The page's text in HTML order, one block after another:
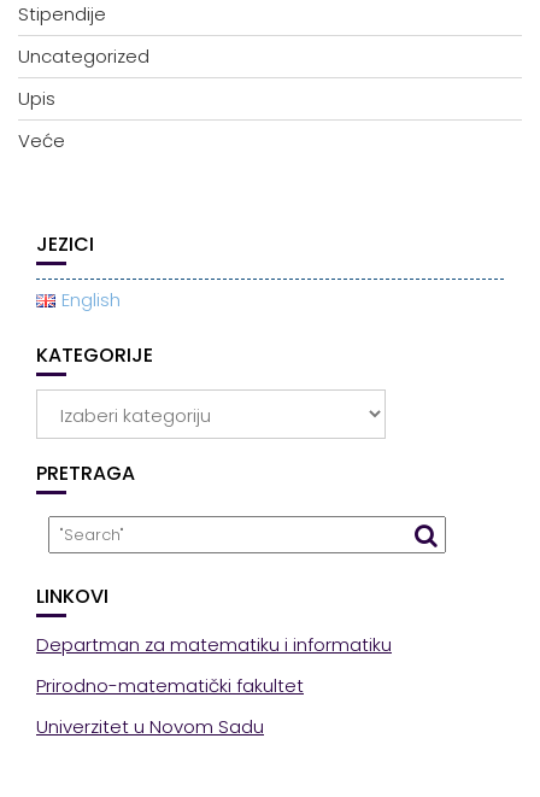
Stipendije
Uncategorized
Upis
Veće
JEZICI
English
KATEGORIJE
PRETRAGA
LINKOVI
Departman za matematiku i informatiku
Prirodno-matematički fakultet
Univerzitet u Novom Sadu